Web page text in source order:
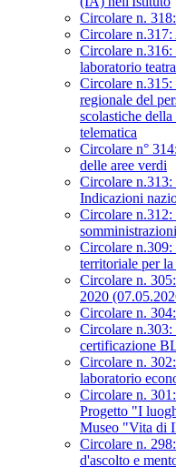
Circolare n.
Circolare n.317:
Circolare n.316:
laboratorio
Circolare n.315:
regionale del
scolastiche
telematica
Circolare n°
delle aree verdi
Circolare
Indicazioni
Circolare
Circolare n.309:
territoriale per
Circolare n.
2020
Circolare n.
Circolare n.303:
certificazione
Circolare n.
laboratorio
Circolare n.
Progetto "I
Museo "Vita di
Circolare n.
d'ascolto e